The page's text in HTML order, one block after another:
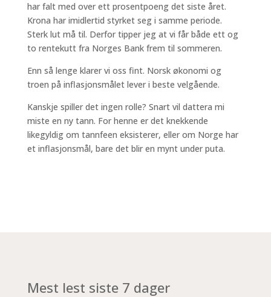
har falt med over ett prosentpoeng det siste året.
Krona har imidlertid styrket seg i samme periode.
Sterk lut må til. Derfor tipper jeg at vi får både ett og
to rentekutt fra Norges Bank frem til sommeren.
Enn så lenge klarer vi oss fint. Norsk økonomi og
troen på inflasjonsmålet lever i beste velgående.
Kanskje spiller det ingen rolle? Snart vil dattera mi
miste en ny tann. For henne er det knekkende
likegyldig om tannfeen eksisterer, eller om Norge har
et inflasjonsmål, bare det blir en mynt under puta.
Mest lest siste 7 dager